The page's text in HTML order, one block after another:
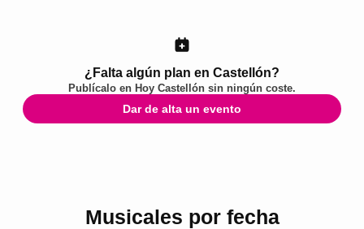
¿Falta algún plan en Castellón?
Publícalo en Hoy Castellón sin ningún coste.
Dar de alta un evento
Musicales por fecha